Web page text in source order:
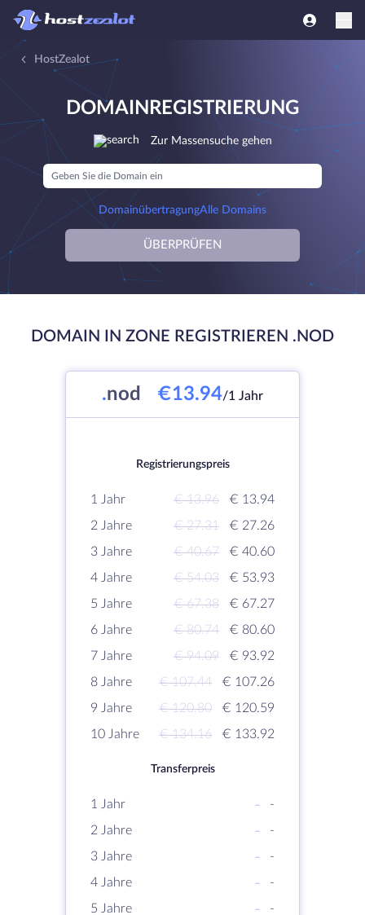
HostZealot
DOMAINREGISTRIERUNG
Zur Massensuche gehen
DomainübertragungAlle Domains
ÜBERPRÜFEN
DOMAIN IN ZONE REGISTRIEREN .NOD
.nod €13.94/1 Jahr
Registrierungspreis
1 Jahr € 13.96
€ 13.94
2 Jahre
€ 27.31
€ 27.26
3 Jahre
€ 40.67
€ 40.60
4 Jahre
€ 54.03
€ 53.93
5 Jahre
€ 67.38
€ 67.27
6 Jahre
€ 80.74
€ 80.60
7 Jahre
€ 94.09
€ 93.92
8 Jahre
€ 107.44
€ 107.26
9 Jahre
€ 120.80
€ 120.59
10 Jahre
€ 134.16 € 133.92
Transferpreis
1 Jahr -
-
2 Jahre
-
-
3 Jahre
-
-
4 Jahre
-
-
5 Jahre
-
-